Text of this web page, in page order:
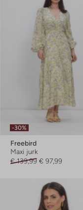
-30%
Freebird
Maxi jurk
€ 139,99 € 97,99